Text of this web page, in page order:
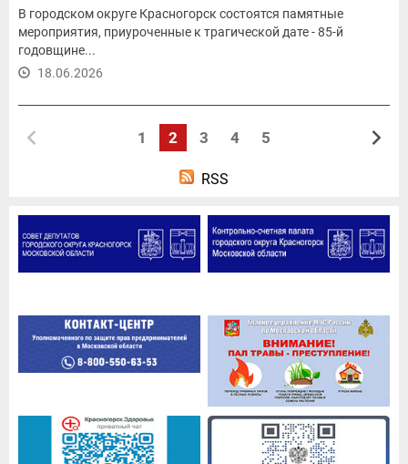
В городском округе Красногорск состоятся памятные
мероприятия, приуроченные к трагической дате - 85-й
годовщине...
18.06.2026
1 2 3 4 5
RSS